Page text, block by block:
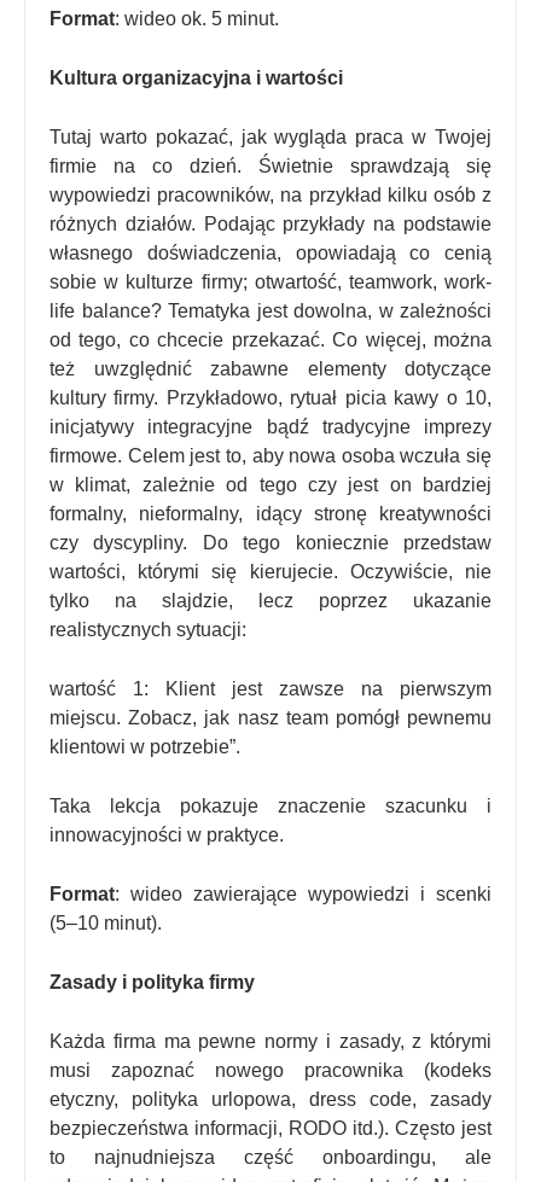
Format: wideo ok. 5 minut.
Kultura organizacyjna i wartości
Tutaj warto pokazać, jak wygląda praca w Twojej
firmie na co dzień. Świetnie sprawdzają się
wypowiedzi pracowników, na przykład kilku osób z
różnych działów. Podając przykłady na podstawie
własnego doświadczenia, opowiadają co cenią
sobie w kulturze firmy; otwartość, teamwork, work-
life balance? Tematyka jest dowolna, w zależności
od tego, co chcecie przekazać. Co więcej, można
też uwzględnić zabawne elementy dotyczące
kultury firmy. Przykładowo, rytuał picia kawy o 10,
inicjatywy integracyjne bądź tradycyjne imprezy
firmowe. Celem jest to, aby nowa osoba wczuła się
w klimat, zależnie od tego czy jest on bardziej
formalny, nieformalny, idący stronę kreatywności
czy dyscypliny. Do tego koniecznie przedstaw
wartości, którymi się kierujecie. Oczywiście, nie
tylko na slajdzie, lecz poprzez ukazanie
realistycznych sytuacji:
wartość 1: Klient jest zawsze na pierwszym
miejscu. Zobacz, jak nasz team pomógł pewnemu
klientowi w potrzebie”.
Taka lekcja pokazuje znaczenie szacunku i
innowacyjności w praktyce.
Format: wideo zawierające wypowiedzi i scenki
(5–10 minut).
Zasady i polityka firmy
Każda firma ma pewne normy i zasady, z którymi
musi zapoznać nowego pracownika (kodeks
etyczny, polityka urlopowa, dress code, zasady
bezpieczeństwa informacji, RODO itd.). Często jest
to najnudniejsza część onboardingu, ale